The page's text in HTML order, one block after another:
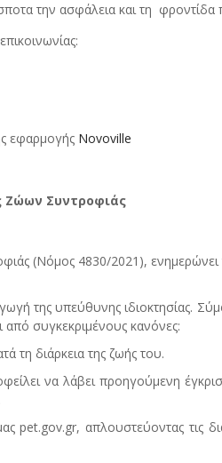
την ασφάλεια και τη φροντίδα
εφαρμογής Novoville
Ζώων Συντροφιάς
(Νόμος 4830/2021), ενημερώνει
της υπεύθυνης ιδιοκτησίας.
συγκεκριμένους κανόνες:
τη διάρκεια της ζωής του.
να λάβει προηγούμενη
pet.gov.gr, απλουστεύοντας τις